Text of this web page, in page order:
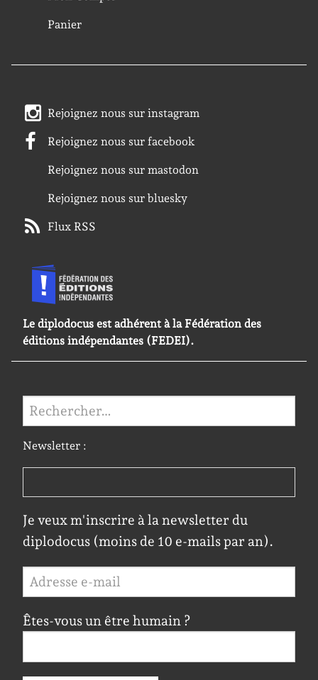
Panier
Rejoignez nous sur instagram
Rejoignez nous sur facebook
Rejoignez nous sur mastodon
Rejoignez nous sur bluesky
Flux RSS
Le diplodocus est adhérent à la Fédération des
éditions indépendantes (FEDEI).
Rechercher :
Newsletter :
Je veux m'inscrire à la newsletter du
diplodocus (moins de 10 e-mails par an).
Êtes-vous un être humain ?